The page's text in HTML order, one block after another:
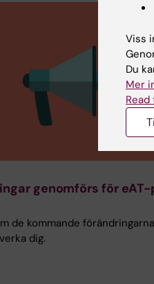
genomförs för
de kommande
dig.
Viss
Du
Mer